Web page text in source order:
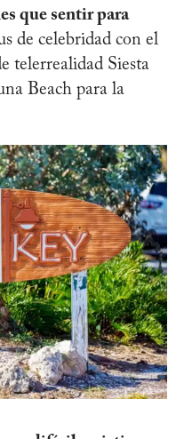
que sentir para
de celebridad con el
telerrealidad Siesta
Beach para la